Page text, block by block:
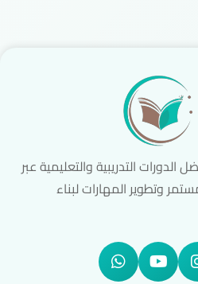
التدريبية والتعليمية عبر
وتطوير المهارات لبناء